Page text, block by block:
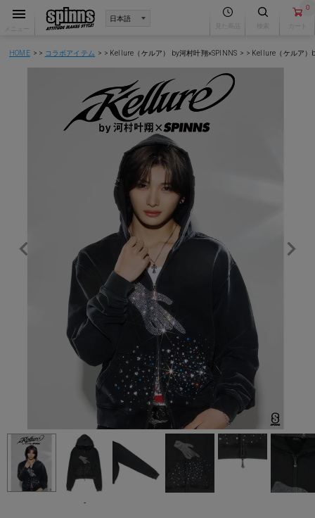
0
HOME コラボアイテム Kellure（ケルア） by河村叶翔×SPINNS Kellure（ケルア）
-